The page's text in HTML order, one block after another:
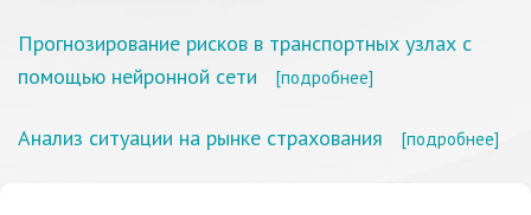
Прогнозирование рисков в транспортных узлах с
помощью нейронной сети
[подробнее]
Анализ ситуации на рынке страхования [подробнее]